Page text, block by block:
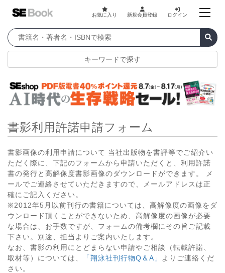
お気に入り 新規会員登録 ログイン
キーワードで探す
書影利用許諾申請フォーム
書影画像の利用申請について 当社出版物を書評等でご紹介い
ただく際に、下記のフォームから申請いただくと、利用許諾
書の発行と高解像度書影画像のダウンロードができます。 メ
ールでご連絡させていただきますので、メールアドレスは正
確にご記入ください。
※2012年5月以前刊行の書籍については、高解像度の画像をダ
ウンロード頂くことができないため、高解像度の画像が必要
な場合は、お手数ですが、フォームの備考欄にその旨ご記載
下さい。別途、担当よりご案内いたします。
なお、書影の利用にとどまらない申請やご相談（転載許諾、
取材等）については、
「翔泳社刊行物Q＆A」
よりご連絡くだ
さい。